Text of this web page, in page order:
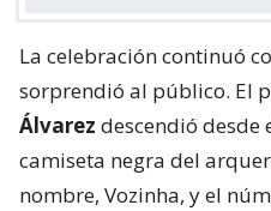
La celebración continuó
sorprendió al público. El
Álvarez descendió desde
camiseta negra del
nombre, Vozinha, y el